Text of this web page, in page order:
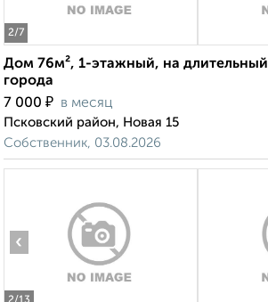
2/7
Дом 76м², 1-этажный, на длительный
города
7 000 ₽ в месяц
Псковский район, Новая 15
Собственник, 03.08.2026
‹